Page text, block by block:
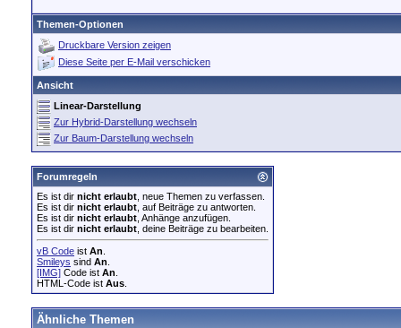
Themen-Optionen
Druckbare Version zeigen
Diese Seite per E-Mail verschicken
Ansicht
Linear-Darstellung
Zur Hybrid-Darstellung wechseln
Zur Baum-Darstellung wechseln
Forumregeln
Es ist dir nicht erlaubt , neue Themen zu verfassen.
Es ist dir nicht erlaubt , auf Beiträge zu antworten.
Es ist dir nicht erlaubt , Anhänge anzufügen.
Es ist dir nicht erlaubt , deine Beiträge zu bearbeiten.
vB Code ist An
Smileys sind An
[IMG] Code ist An
HTML-Code ist Aus
Ähnliche Themen